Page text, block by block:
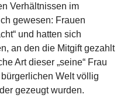
Verhältnissen im
gewesen: Frauen
und hatten sich
an den die Mitgift gezahlt
Art dieser „seine“ Frau
Welt völlig
gezeugt wurden.